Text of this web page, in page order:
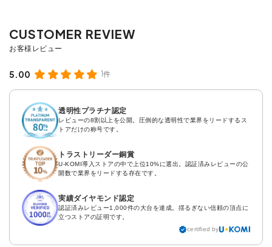
5.00 1件
透明性プラチナ認定
レビューの8割以上を公開。圧倒的な透明性で業界をリードするス
トアだけの称号です。
トラストリーダー銅賞
U-KOMI導入ストアの中で上位10%に選出。認証済みレビューの公
開数で業界をリードする存在です。
実績ダイヤモンド認定
認証済みレビュー1,000件の大台を達成。揺るぎない信頼の頂点に
立つストアの証明です。
certified by